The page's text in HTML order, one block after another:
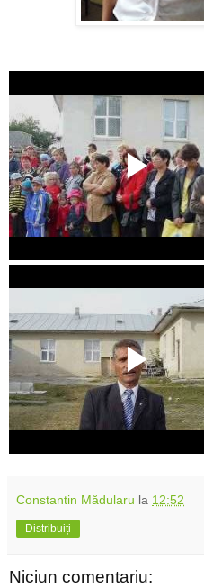
Constantin Mădularu la 12:52
Distribuiți
Niciun comentariu: